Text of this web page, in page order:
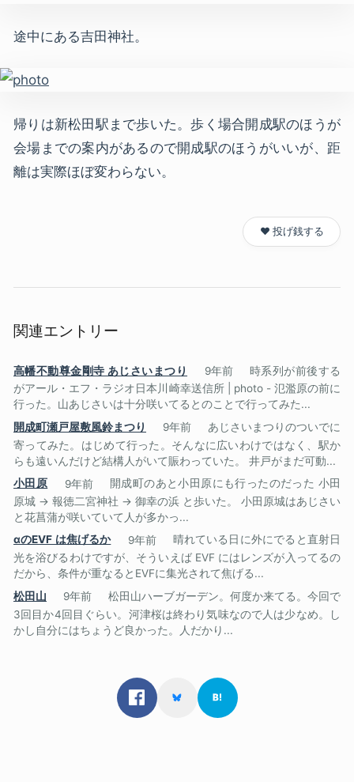
途中にある吉田神社。
帰りは新松田駅まで歩いた。歩く場合開成駅のほうが
会場までの案内があるので開成駅のほうがいいが、距
離は実際ほぼ変わらない。
❤️ 投げ銭する
関連エントリー
高幡不動尊金剛寺 あじさいまつり 9年前
時系列が前後する
がアール・エフ・ラジオ日本川崎幸送信所 | photo - 氾濫原の前に
行った。山あじさいは十分咲いてるとのことで行ってみた...
開成町瀬戸屋敷風鈴まつり
9年前
あじさいまつりのついでに
寄ってみた。はじめて行った。そんなに広いわけではなく、駅か
らも遠いんだけど結構人がいて賑わっていた。 井戸がまだ可動...
小田原
9年前
開成町のあと小田原にも行ったのだった 小田
原城 → 報徳二宮神社 → 御幸の浜 と歩いた。 小田原城はあじさい
と花菖蒲が咲いていて人が多かっ...
αのEVF は焦げるか
9年前
晴れている日に外にでると直射日
光を浴びるわけですが、そういえば EVF にはレンズが入ってるの
だから、条件が重なるとEVFに集光されて焦げる...
松田山
9年前
松田山ハーブガーデン。何度か来てる。今回で
3回目か4回目ぐらい。河津桜は終わり気味なので人は少なめ。し
かし自分にはちょうど良かった。人だかり...